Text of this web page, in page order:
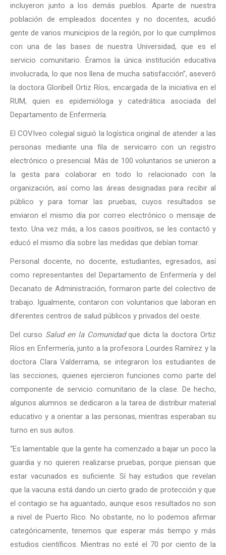
incluyeron junto a los demás pueblos. Aparte de nuestra
población de empleados docentes y no docentes, acudió
gente de varios municipios de la región, por lo que cumplimos
con una de las bases de nuestra Universidad, que es el
servicio comunitario. Éramos la única institución educativa
involucrada, lo que nos llena de mucha satisfacción”, aseveró
la doctora Gloribell Ortiz Ríos, encargada de la iniciativa en el
RUM, quien es epidemióloga y catedrática asociada del
Departamento de Enfermería.
El COVIveo colegial siguió la logística original de atender a las
personas mediante una fila de servicarro con un registro
electrónico o presencial. Más de 100 voluntarios se unieron a
la gesta para colaborar en todo lo relacionado con la
organización, así como las áreas designadas para recibir al
público y para tomar las pruebas, cuyos resultados se
enviaron el mismo día por correo electrónico o mensaje de
texto. Una vez más, a los casos positivos, se les contactó y
educó el mismo día sobre las medidas que debían tomar.
Personal docente, no docente, estudiantes, egresados, así
como representantes del Departamento de Enfermería y del
Decanato de Administración, formaron parte del colectivo de
trabajo. Igualmente, contaron con voluntarios que laboran en
diferentes centros de salud públicos y privados del oeste.
Del curso Salud en la Comunidadque dicta la doctora Ortiz
Ríos en Enfermería, junto a la profesora Lourdes Ramírez y la
doctora Clara Valderrama, se integraron los estudiantes de
las secciones, quienes ejercieron funciones como parte del
componente de servicio comunitario de la clase. De hecho,
algunos alumnos se dedicaron a la tarea de distribuir material
educativo y a orientar a las personas, mientras esperaban su
turno en sus autos.
“Es lamentable que la gente ha comenzado a bajar un poco la
guardia y no quieren realizarse pruebas, porque piensan que
estar vacunados es suficiente. Sí hay estudios que revelan
que la vacuna está dando un cierto grado de protección y que
el contagio se ha aguantado, aunque esos resultados no son
a nivel de Puerto Rico. No obstante, no lo podemos afirmar
categóricamente, tenemos que esperar más tiempo y más
estudios científicos. Mientras no esté el 70 por ciento de la